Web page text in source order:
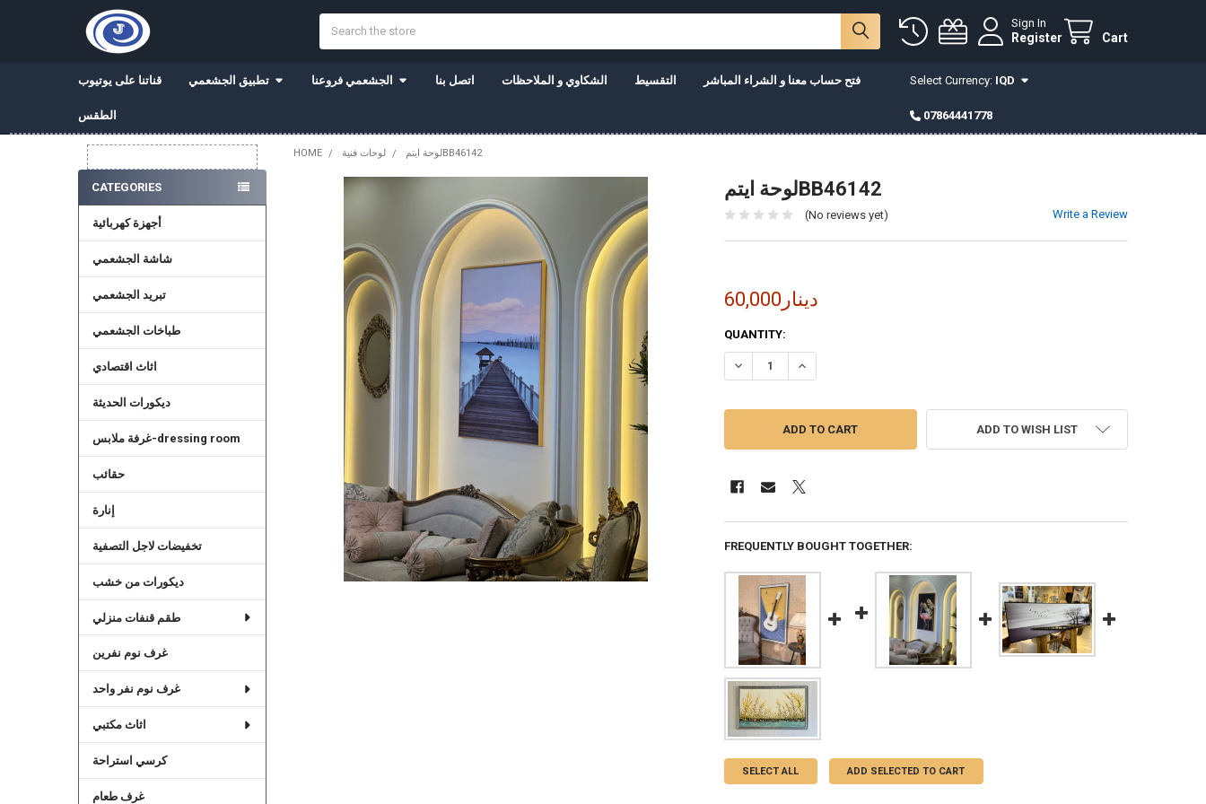
Sign In
Register Cart
قناتنا على يوتيوب تطبيق الجشعمي الجشعمي فروعنا اتصل بنا الشكاوي و الملاحظات التقسيط فتح حساب معنا و الشراء المباشر
الطقس
Select Currency: IQD
07864441778
Sidebar
CATEGORIES
أجهزة كهربائية
شاشة الجشعمي
تبريد الجشعمي
طباخات الجشعمي
اثاث اقتصادي
ديكورات الحديثة
غرفة ملابس-dressing room
حقائب
إنارة
تخفيضات لاجل التصفية
ديكورات من خشب
طقم قنفات منزلي
غرف نوم نفرين
غرف نوم نفر واحد
اثاث مكتبي
كرسي استراحة
غرف طعام
HOME لوحات فنية لوحة ايتمBB46142
لوحة ايتمBB46142
(No reviews yet) Write a Review
60,000دينار
CURRENT
STOCK:
QUANTITY:
ADD TO WISH LIST
FREQUENTLY BOUGHT TOGETHER:
SELECT ALL ADD SELECTED TO CART